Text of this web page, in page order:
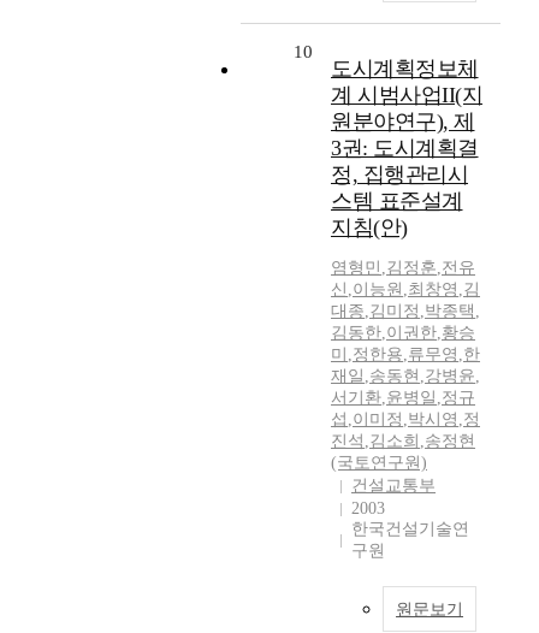
10
도시계획정보체
계 시범사업II(지
원분야연구), 제
3권: 도시계획결
정, 집행관리시
스템 표준설계
지침(안)
염형민 ,김정훈,전유
신 ,이능원 ,최창영 ,김
대종,김미정 ,박종택 ,
김동한,이권한,황승
미 ,정한용,류무영 ,한
재일 ,송동현 ,강병윤,
서기환,윤병일 ,정규
섭 ,이미정 ,박시영 ,정
진석 ,김소희 ,송정현
(국토연구원)
건설교통부
2003
한국건설기술연
구원
원문보기